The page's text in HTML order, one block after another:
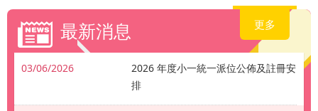
小一適應課程
22/07/2026
更多
最新消息
03/06/2026
2026 年度小一統一派位公佈及註冊安
排